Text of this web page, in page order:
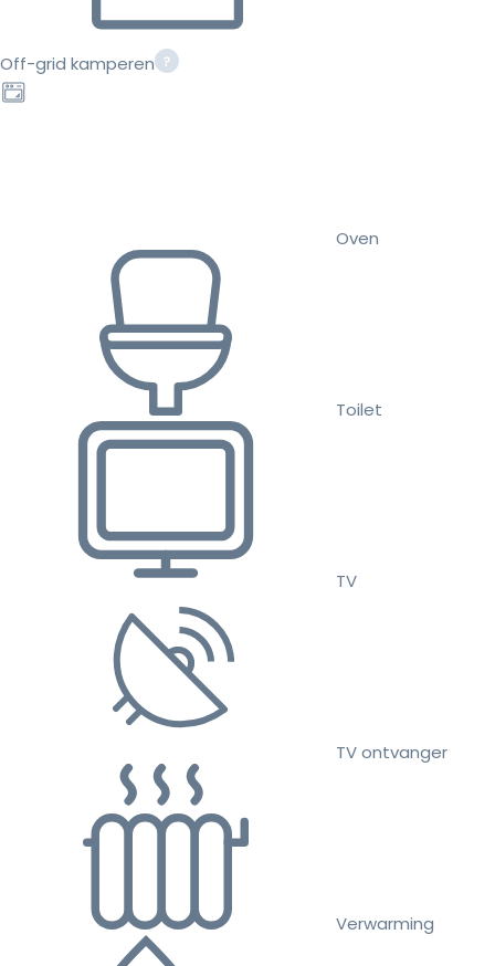
Off-grid kamperen
Oven
Toilet
TV
TV ontvanger
Verwarming